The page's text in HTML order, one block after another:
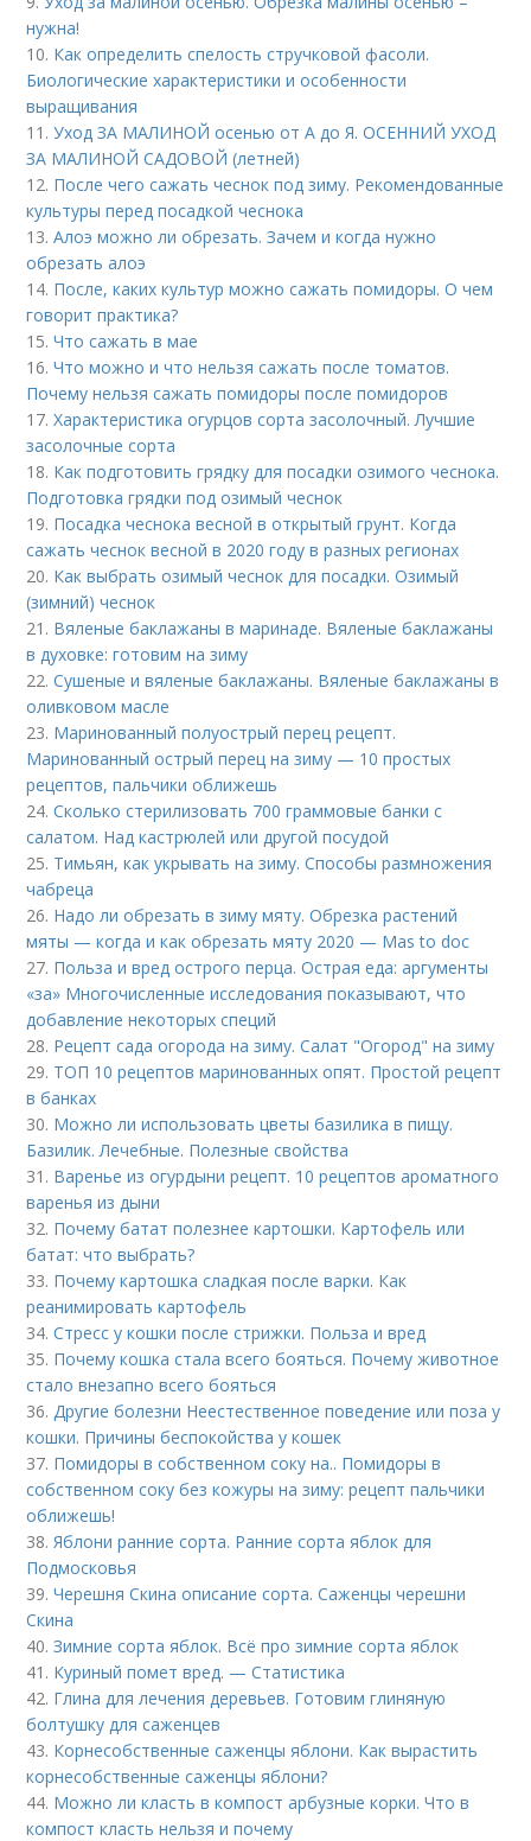
нужна!
10. Как определить спелость стручковой фасоли.
Биологические характеристики и особенности
выращивания
11.Уход ЗА МАЛИНОЙ осенью от А до Я. ОСЕННИЙ УХОД
ЗА МАЛИНОЙ САДОВОЙ (летней)
12. После чего сажать чеснок под зиму. Рекомендованные
культуры перед посадкой чеснока
13.Алоэ можно ли обрезать. Зачем и когда нужно
обрезать алоэ
14. После, каких культур можно сажать помидоры. О чем
говорит практика?
15.Что сажать в мае
16.Что можно и что нельзя сажать после томатов.
Почему нельзя сажать помидоры после помидоров
17.Характеристика огурцов сорта засолочный. Лучшие
засолочные сорта
18. Как подготовить грядку для посадки озимого чеснока.
Подготовка грядки под озимый чеснок
19. Посадка чеснока весной в открытый грунт. Когда
сажать чеснок весной в 2020 году в разных регионах
20. Как выбрать озимый чеснок для посадки. Озимый
(зимний) чеснок
21. Вяленые баклажаны в маринаде. Вяленые баклажаны
в духовке: готовим на зиму
22.Сушеные и вяленые баклажаны. Вяленые баклажаны в
оливковом масле
23. Маринованный полуострый перец рецепт.
Маринованный острый перец на зиму — 10 простых
рецептов, пальчики оближешь
24.Сколько стерилизовать 700 граммовые банки с
салатом. Над кастрюлей или другой посудой
25. Тимьян, как укрывать на зиму. Способы размножения
чабреца
26. Надо ли обрезать в зиму мяту. Обрезка растений
мяты — когда и как обрезать мяту 2020 — Mas to doc
27. Польза и вред острого перца. Острая еда: аргументы
«за» Многочисленные исследования показывают, что
добавление некоторых специй
28. Рецепт сада огорода на зиму. Салат "Огород" на зиму
29. ТОП 10 рецептов маринованных опят. Простой рецепт
в банках
30. Можно ли использовать цветы базилика в пищу.
Базилик. Лечебные. Полезные свойства
31. Варенье из огурдыни рецепт. 10 рецептов ароматного
варенья из дыни
32. Почему батат полезнее картошки. Картофель или
батат: что выбрать?
33. Почему картошка сладкая после варки. Как
реанимировать картофель
34.Стресс у кошки после стрижки. Польза и вред
35. Почему кошка стала всего бояться. Почему животное
стало внезапно всего бояться
36.Другие болезни Неестественное поведение или поза у
кошки. Причины беспокойства у кошек
37. Помидоры в собственном соку на.. Помидоры в
собственном соку без кожуры на зиму: рецепт пальчики
оближешь!
38.Яблони ранние сорта. Ранние сорта яблок для
Подмосковья
39.Черешня Скина описание сорта. Саженцы черешни
Скина
40.Зимние сорта яблок. Всё про зимние сорта яблок
41. Куриный помет вред. — Статистика
42. Глина для лечения деревьев. Готовим глиняную
болтушку для саженцев
43. Корнесобственные саженцы яблони. Как вырастить
корнесобственные саженцы яблони?
44. Можно ли класть в компост арбузные корки. Что в
компост класть нельзя и почему